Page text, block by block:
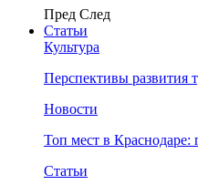
Пред След
Статьи
Культура
Перспективы развития
Новости
Топ мест в Краснодаре:
Статьи